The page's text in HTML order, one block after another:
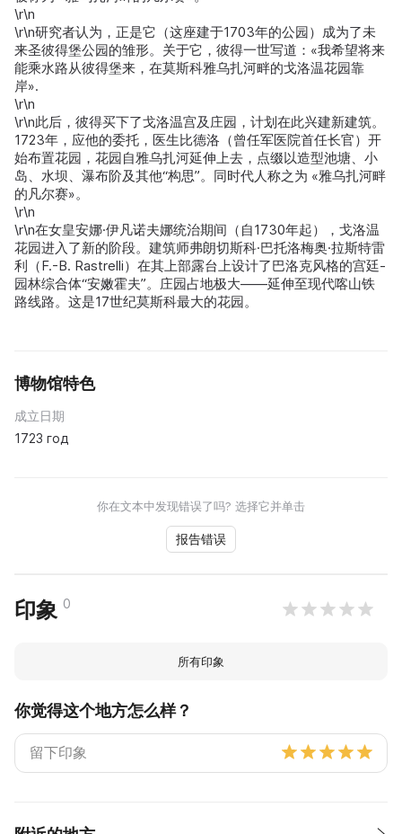
\r\n
\r\n研究者认为，正是它（这座建于1703年的公园）成为了未
来圣彼得堡公园的雏形。关于它，彼得一世写道：«我希望将来
能乘水路从彼得堡来，在莫斯科雅乌扎河畔的戈洛温花园靠
岸».
\r\n
\r\n此后，彼得买下了戈洛温宫及庄园，计划在此兴建新建筑。
1723年，应他的委托，医生比德洛（曾任军医院首任长官）开
始布置花园，花园自雅乌扎河延伸上去，点缀以造型池塘、小
岛、水坝、瀑布阶及其他“构思”。同时代人称之为 «雅乌扎河畔
的凡尔赛»。
\r\n
\r\n在女皇安娜·伊凡诺夫娜统治期间（自1730年起），戈洛温
花园进入了新的阶段。建筑师弗朗切斯科·巴托洛梅奥·拉斯特雷
利（F.-B. Rastrelli）在其上部露台上设计了巴洛克风格的宫廷-
园林综合体“安嫩霍夫”。庄园占地极大——延伸至现代喀山铁
路线路。这是17世纪莫斯科最大的花园。
博物馆特色
成立日期
1723 год
你在文本中发现错误了吗? 选择它并单击
报告错误
印象 0
所有印象
你觉得这个地方怎么样？